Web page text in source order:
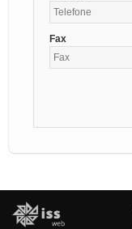
Fax